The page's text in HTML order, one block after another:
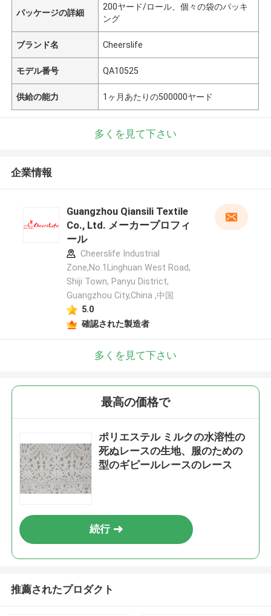
パッケージの詳細
200ヤード/ロール、個々の袋のパッキ
ング
ブランド名 Cheerslife
モデル番号 QA10525
供給の能力 1ヶ月あたりの500000ヤード
多くを見て下さい
企業情報
Guangzhou Qiansili Textile
Co., Ltd. メーカープロフィ
ール
Cheerslife Industrial
Zone,No.1Linghuan West Road,
Shiji Town, Panyu District,
Guangzhou City,China ,中国
5.0
確認された製造者
多くを見て下さい
最高の価格で
ポリエステル ミルクの水溶性の
死ぬレースの生地、服のための
型のギピールレースのレース
続行
推薦されたプロダクト